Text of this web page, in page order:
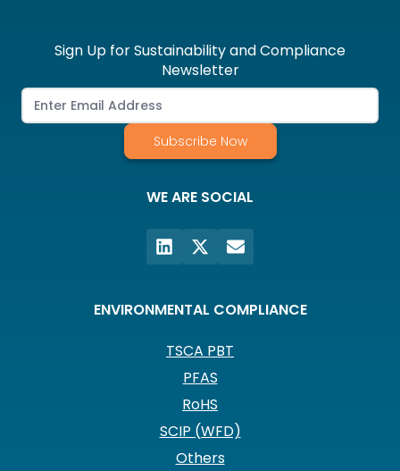
Sign Up for Sustainability and Compliance
Newsletter
Subscribe Now
WE ARE SOCIAL
ENVIRONMENTAL COMPLIANCE
TSCA PBT
PFAS
RoHS
SCIP (WFD)
Others